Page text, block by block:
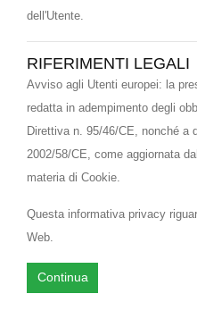
dell'Utente.
RIFERIMENTI LEGALI
Avviso agli Utenti europei: la
redatta in adempimento degli
Direttiva n. 95/46/CE, nonché a
2002/58/CE, come aggiornata
materia di Cookie.
Questa informativa privacy
Web.
Continua